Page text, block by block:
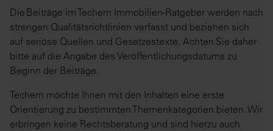
Die Beiträge im Techem Immobilien-Ratgeber werden nach
strengen Qualitätsrichtlinien verfasst und beziehen sich
auf seriöse Quellen und Gesetzestexte. Achten Sie daher
bitte auf die Angabe des Veröffentlichungsdatums zu
Beginn der Beiträge.
Techem möchte Ihnen mit den Inhalten eine erste
Orientierung zu bestimmten Themenkategorien bieten. Wir
erbringen keine Rechtsberatung und sind hierzu auch